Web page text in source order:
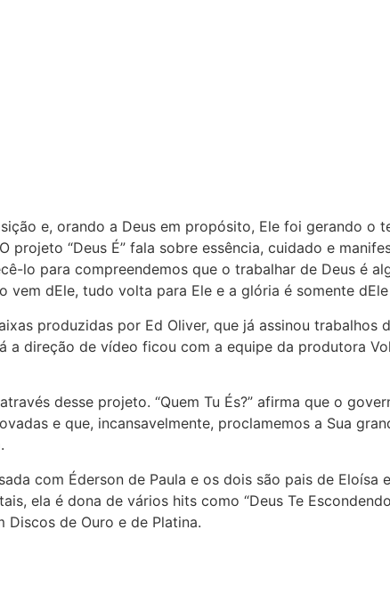
e, orando a Deus em propósito, Ele foi gerando o
projeto “Deus É” fala sobre essência, cuidado e
lo para compreendemos que o trabalhar de Deus é
dEle, tudo volta para Ele e a glória é somente
produzidas por Ed Oliver, que já assinou trabalhos
a direção de vídeo ficou com a equipe da produtora
desse projeto. “Quem Tu És?” afirma que o
e que, incansavelmente, proclamemos a Sua
com Éderson de Paula e os dois são pais de
ela é dona de vários hits como “Deus Te
Discos de Ouro e de Platina.